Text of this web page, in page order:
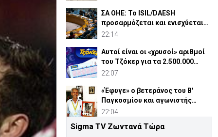
ΣΑ ΟΗΕ: Το ISIL/DAESH
προσαρμόζεται και ενισχύεται
στην Αφρική - Πώς απειλεί
22:14
Αυτοί είναι οι «χρυσοί» αριθμοί
του Τζόκερ για τα 2.500.000
ευρώ
22:07
«Έφυγε» ο βετεράνος του Β'
Παγκοσμίου και αγωνιστής
ΕΟΚΑ, Παύλος Μ. Κασάπης
22:04
«Όχι» 9 χωρών σε ισχυρισμό
Sigma TV Ζωντανά Τώρα